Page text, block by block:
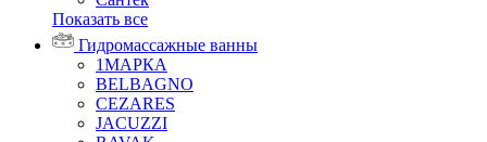
Показать все
Гидромассажные ванны
1МАРКА
BELBAGNO
CEZARES
JACUZZI